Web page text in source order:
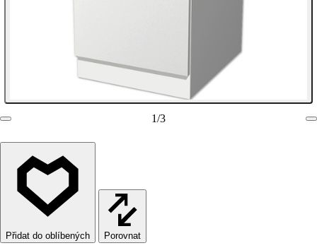
1/3
Porovnat